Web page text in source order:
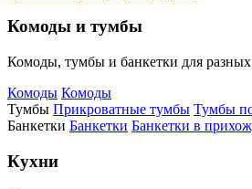
Комоды и тумбы
Комоды, тумбы и банкетки для разных
Комоды Комоды
Тумбы Прикроватные тумбы Тумбы
Банкетки Банкетки Банкетки в
Кухни